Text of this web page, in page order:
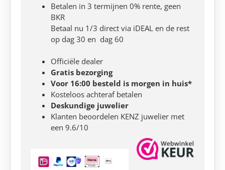
Betalen in 3 termijnen 0% rente, geen
BKR
Betaal nu 1/3 direct via iDEAL en de rest
op dag 30 en dag 60
Officiële dealer
Gratis bezorging
Voor 16:00 besteld is morgen in huis*
Kosteloos achteraf betalen
Deskundige juwelier
Klanten beoordelen KENZ juwelier met
een 9.6/10